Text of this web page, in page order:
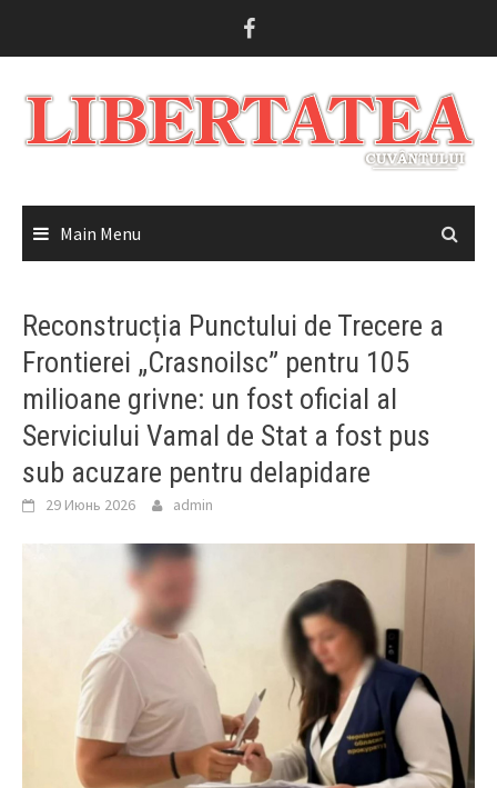
Main Menu
Reconstrucția Punctului de Trecere a
Frontierei „Crasnoilsc” pentru 105
milioane grivne: un fost oficial al
Serviciului Vamal de Stat a fost pus
sub acuzare pentru delapidare
29 Июнь 2026 admin